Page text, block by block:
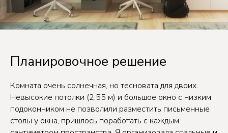
Планировочное решение
Комната очень солнечная, но тесновата для двоих.
Невысокие потолки (2,55 м) и большое окно с низким
подоконником не позволили разместить письменные
столы у окна, пришлось поработать с каждым